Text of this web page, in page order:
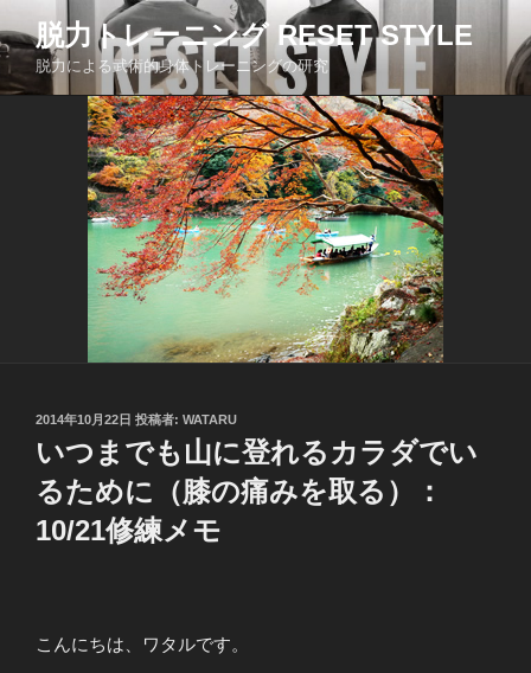
ン
テ
ン
脱力トレーニング RESET STYLE
脱力による武術的身体トレーニングの研究
投
稿
日:
2014年10月22日 投稿者: WATARU
いつまでも山に登れるカラダでい
るために（膝の痛みを取る）：
10/21修練メモ
こんにちは、ワタルです。